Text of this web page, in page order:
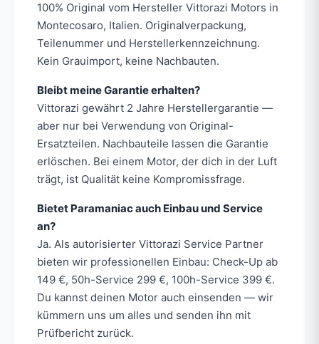
100% Original vom Hersteller Vittorazi Motors in
Montecosaro, Italien. Originalverpackung,
Teilenummer und Herstellerkennzeichnung.
Kein Grauimport, keine Nachbauten.
Bleibt meine Garantie erhalten?
Vittorazi gewährt 2 Jahre Herstellergarantie —
aber nur bei Verwendung von Original-
Ersatzteilen. Nachbauteile lassen die Garantie
erlöschen. Bei einem Motor, der dich in der Luft
trägt, ist Qualität keine Kompromissfrage.
Bietet Paramaniac auch Einbau und Service
an?
Ja. Als autorisierter Vittorazi Service Partner
bieten wir professionellen Einbau: Check-Up ab
149 €, 50h-Service 299 €, 100h-Service 399 €.
Du kannst deinen Motor auch einsenden — wir
kümmern uns um alles und senden ihn mit
Prüfbericht zurück.